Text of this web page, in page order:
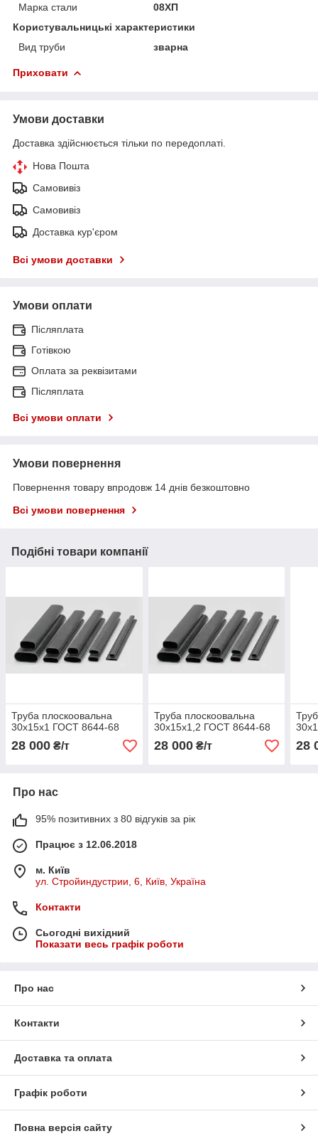
Марка стали
08ХП
Користувальницькі характеристики
Вид труби
зварна
Приховати
Умови доставки
Доставка здійснюється тільки по передоплаті.
Нова Пошта
Самовивіз
Самовивіз
Доставка кур'єром
Всі умови доставки
Умови оплати
Післяплата
Готівкою
Оплата за реквізитами
Післяплата
Всі умови оплати
Умови повернення
Повернення товару впродовж 14 днів безкоштовно
Всі умови повернення
Подібні товари компанії
Труба плоскоовальна
30х15х1 ГОСТ 8644-68
28 000 ₴/т
Труба плоскоовальна
30х15х1,2 ГОСТ 8644-68
28 000₴/т 28
Про нас
95% позитивних з 80 відгуків за рік
Працює з 12.06.2018
м. Київ
ул. Стройиндустрии, 6, Київ, Україна
Контакти
Сьогодні вихідний
Показати весь графік роботи
Про нас
Контакти
Доставка та оплата
Графік роботи
Повна версія сайту